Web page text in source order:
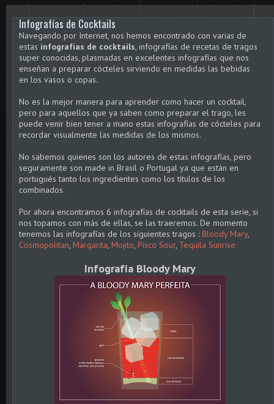
Infografías de Cocktails
Navegando por Internet, nos hemos encontrado con varias de
estas infografías de cocktails, infografías de recetas de tragos
super conocidas, plasmadas en excelentes infografías que nos
enseñan a preparar cócteles sirviendo en medidas las bebidas
en los vasos o copas.
No es la mejor manera para aprender como hacer un cocktail,
pero para aquellos que ya saben como preparar el trago, les
puede venir bien tener a mano estas infografías de cócteles para
recordar visualmente las medidas de los mismos.
No sabemos quienes son los autores de estas infografías, pero
seguramente son made in Brasil o Portugal ya que están en
portugués tanto los ingredientes como los títulos de los
combinados.
Por ahora encontramos 6 infografías de cocktails de esta serie, si
nos topamos con más de ellas, se las traeremos. De momento
tenemos las infografías de los siguientes tragos : Bloody Mary,
Cosmopolitan, Margarita, Mojito, Pisco Sour, Tequila Sunrise
Infografía Bloody Mary